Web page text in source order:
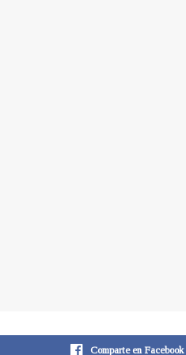
Comparte en Facebook